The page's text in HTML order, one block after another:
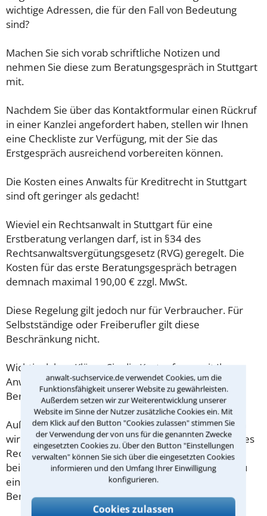
anwalt-suchservice.de verwendet Cookies, um die
Funktionsfähigkeit unserer Website zu gewährleisten.
Außerdem setzen wir zur Weiterentwicklung unserer
Website im Sinne der Nutzer zusätzliche Cookies ein. Mit
dem Klick auf den Button "Cookies zulassen" stimmen Sie
der Verwendung der von uns für die genannten Zwecke
eingesetzten Cookies zu. Über den Button "Einstellungen
verwalten" können Sie sich über die eingesetzten Cookies
informieren und den Umfang Ihrer Einwilligung
konfigurieren.
Cookies zulassen
wichtige Adressen, die für den Fall von Bedeutung
sind?
Machen Sie sich vorab schriftliche Notizen und
nehmen Sie diese zum Beratungsgespräch in Stuttgart
mit.
Nachdem Sie über das Kontaktformular einen Rückruf
in einer Kanzlei angefordert haben, stellen wir Ihnen
eine Checkliste zur Verfügung, mit der Sie das
Erstgespräch ausreichend vorbereiten können.
Die Kosten eines Anwalts für Kreditrecht in Stuttgart
sind oft geringer als gedacht!
Wieviel ein Rechtsanwalt in Stuttgart für eine
Erstberatung verlangen darf, ist in §34 des
Rechtsanwaltsvergütungsgesetz (RVG) geregelt. Die
Kosten für das erste Beratungsgespräch betragen
demnach maximal 190,00 € zzgl. MwSt.
Diese Regelung gilt jedoch nur für Verbraucher. Für
Selbstständige oder Freiberufler gilt diese
Beschränkung nicht.
Wichtig daher: Klären Sie die Kostenfrage mit Ihrem
Anwalt aus Stuttgart schon zu Beginn der ersten
Beratung.
Außerdem gut zu wissen: Gemäß § 34 Absatz 2 RVG
wird die Beratungsgebühr auf weitere Tätigkeiten des
Rechtsanwalts angerechnet. Sollte es also
beispielsweise aufgrund des Beratungsgesprächs zu
einem Prozess kommen, so kann der Anwalt diese
Beratungsgebühr nicht mehr abrechnen.